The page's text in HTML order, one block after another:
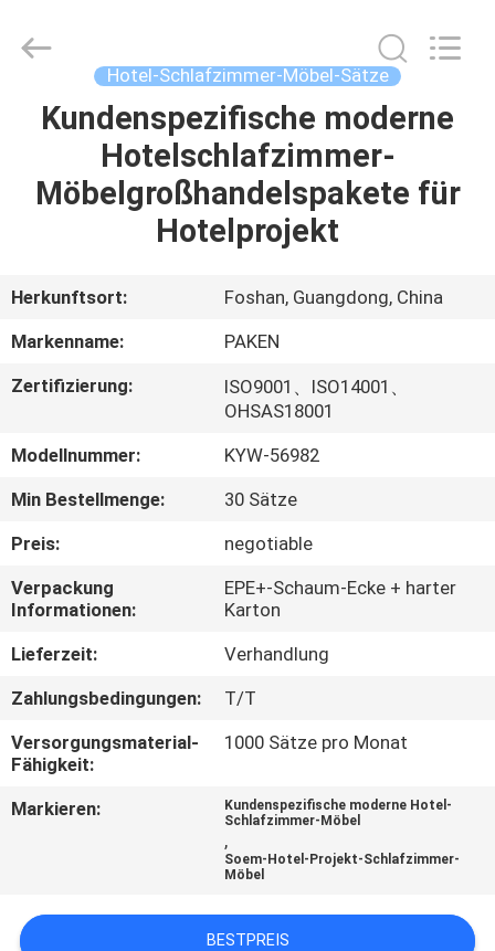
HAUS
PRODUKTE
UNS
AUSFLUG
TRETEN
SIE
MIT
UNS
IN
VERBINDUNG
FORDERN
ZITAT
Ltd..
Hotel-Schlafzimmer-Möbel-Sätze
Kundenspezifische moderne
Hotelschlafzimmer-
Möbelgroßhandelspakete für
Hotelprojekt
Herkunftsort:
Foshan, Guangdong, China
Markenname:
PAKEN
Zertifizierung:
ISO9001、ISO14001、
OHSAS18001
Modellnummer:
KYW-56982
Min Bestellmenge:
30 Sätze
Preis:
negotiable
Verpackung
Informationen:
EPE+-Schaum-Ecke + harter
Karton
Lieferzeit:
Verhandlung
Zahlungsbedingungen:
T/T
Versorgungsmaterial-
Fähigkeit:
1000 Sätze pro Monat
Markieren:
Kundenspezifische moderne Hotel-
Schlafzimmer-Möbel
,
Soem-Hotel-Projekt-Schlafzimmer-
Möbel
BESTPREIS